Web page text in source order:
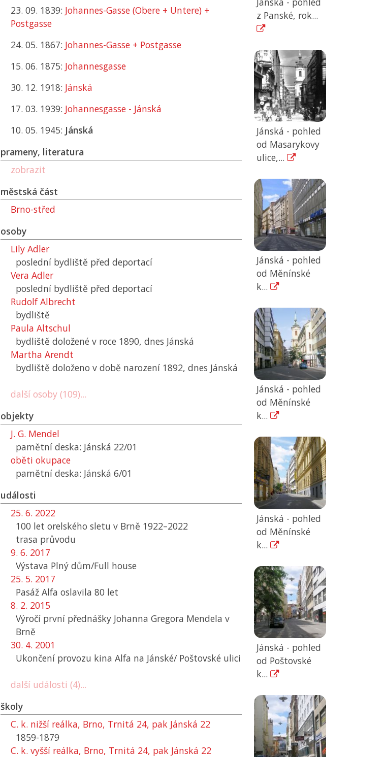
23. 09. 1839: Johannes-Gasse (Obere + Untere) +
Postgasse
24. 05. 1867: Johannes-Gasse + Postgasse
15. 06. 1875: Johannesgasse
30. 12. 1918: Jánská
17. 03. 1939: Johannesgasse - Jánská
10. 05. 1945: Jánská
prameny, literatura
zobrazit
městská část
Brno-střed
osoby
Lily Adler
poslední bydliště před deportací
Vera Adler
poslední bydliště před deportací
Rudolf Albrecht
bydliště
Paula Altschul
bydliště doložené v roce 1890, dnes Jánská
Martha Arendt
bydliště doloženo v době narození 1892, dnes Jánská
další osoby (109)...
objekty
J. G. Mendel
pamětní deska: Jánská 22/01
oběti okupace
pamětní deska: Jánská 6/01
události
25. 6. 2022
100 let orelského sletu v Brně 1922–2022
trasa průvodu
9. 6. 2017
Výstava Plný dům/Full house
25. 5. 2017
Pasáž Alfa oslavila 80 let
8. 2. 2015
Výročí první přednášky Johanna Gregora Mendela v
Brně
30. 4. 2001
Ukončení provozu kina Alfa na Jánské/ Poštovské ulici
další události (4)...
školy
C. k. nižší reálka, Brno, Trnitá 24, pak Jánská 22
1859-1879
C. k. vyšší reálka, Brno, Trnitá 24, pak Jánská 22
z Panské, rok...
Jánská - pohled
od Masarykovy
ulice,...
Jánská - pohled
od Měnínské
k...
Jánská - pohled
od Měnínské
k...
Jánská - pohled
od Měnínské
k...
Jánská - pohled
od Poštovské
k...